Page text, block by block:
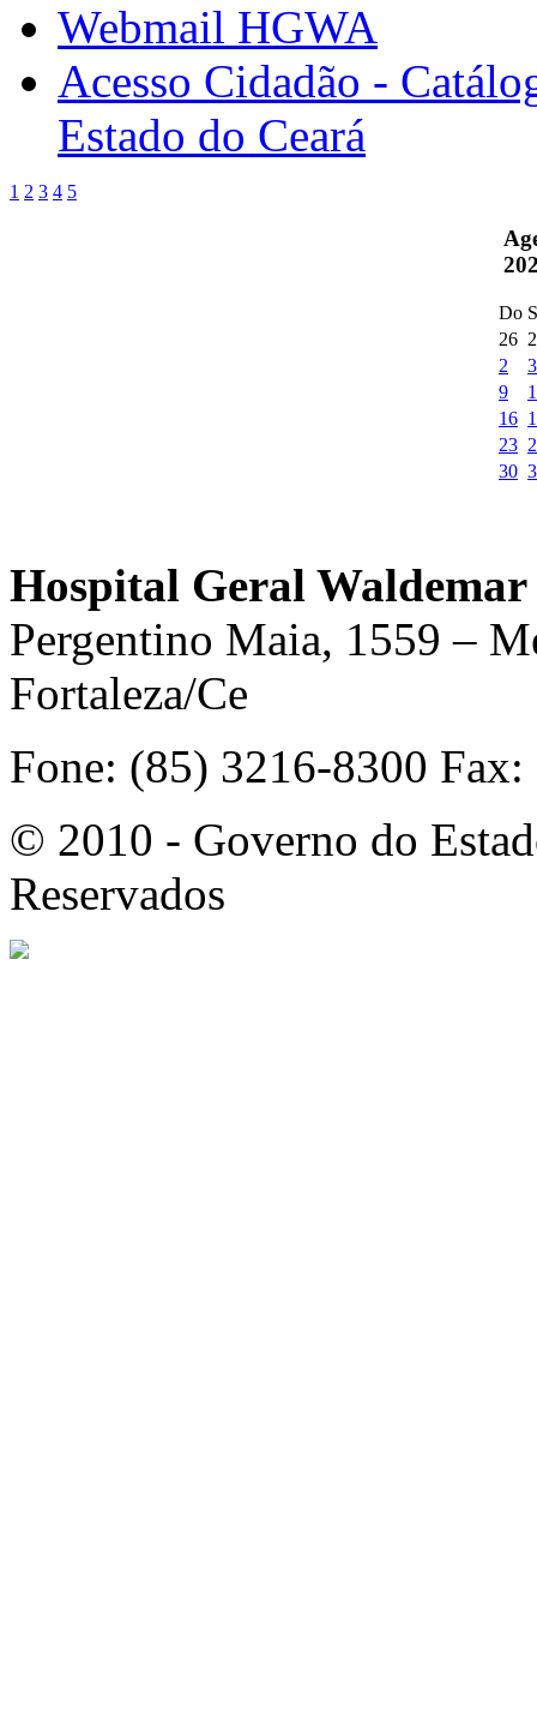
Webmail HGWA
Acesso Cidadão -
Estado do Ceará
1 2 3 4 5
Do
26
2
3
9
16
23
30
Hospital Geral
Pergentino Maia, 1559 –
Fortaleza/Ce
Fone: (85) 3216-8300
© 2010 - Governo do
Reservados